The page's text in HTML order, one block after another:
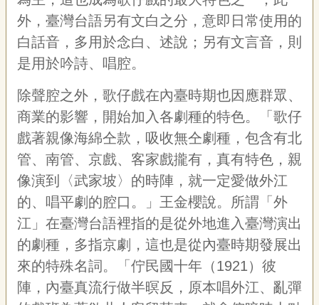
外，臺灣台語另有文白之分，意即日常使用的
白話音，多用於念白、述說；另有文言音，則
是用於吟詩、唱腔。
除聲腔之外，歌仔戲在內臺時期也因應群眾、
商業的影響，開始加入各劇種的特色。「歌仔
戲著親像海綿仝款，吸收無仝劇種，包含有北
管、南管、京戲、客家戲攏有，真有特色，親
像演到〈武家坡〉的時陣，就一定愛做外江
的、唱平劇的腔口。」王金櫻說。所謂「外
江」在臺灣台語裡指的是從外地進入臺灣演出
的劇種，多指京劇，這也是從內臺時期發展出
來的特殊名詞。「佇民國十年（1921）彼
陣，內臺真流行做半暝反，原本唱外江、亂彈